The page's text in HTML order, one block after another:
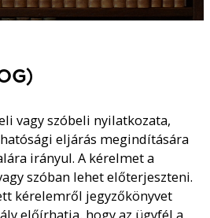
vagy szóbeli nyilatkozata,
eljárás megindítására
irányul. A kérelmet a
szóban lehet előterjeszteni.
kérelemről jegyzőkönyvet